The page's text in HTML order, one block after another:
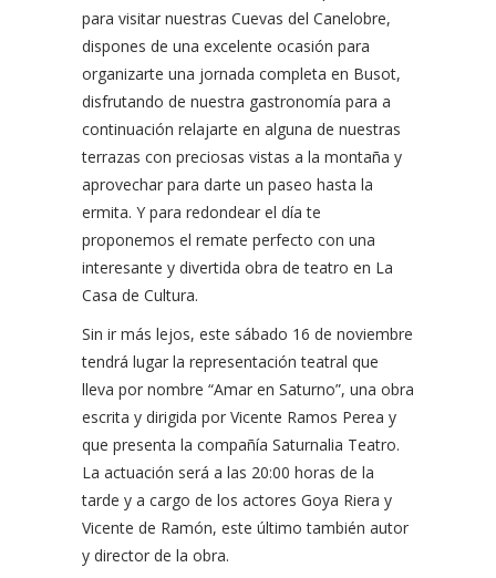
para visitar nuestras Cuevas del Canelobre,
dispones de una excelente ocasión para
organizarte una jornada completa en Busot,
disfrutando de nuestra gastronomía para a
continuación relajarte en alguna de nuestras
terrazas con preciosas vistas a la montaña y
aprovechar para darte un paseo hasta la
ermita. Y para redondear el día te
proponemos el remate perfecto con una
interesante y divertida obra de teatro en La
Casa de Cultura.
Sin ir más lejos, este sábado 16 de noviembre
tendrá lugar la representación teatral que
lleva por nombre “Amar en Saturno”, una obra
escrita y dirigida por Vicente Ramos Perea y
que presenta la compañía Saturnalia Teatro.
La actuación será a las 20:00 horas de la
tarde y a cargo de los actores Goya Riera y
Vicente de Ramón, este último también autor
y director de la obra.